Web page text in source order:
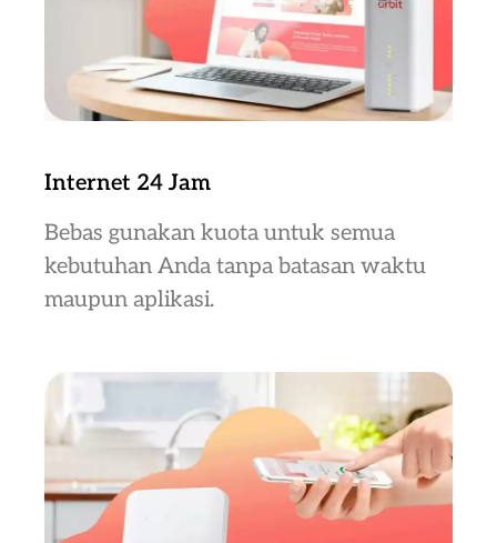
Internet 24 Jam
Bebas gunakan kuota untuk semua
kebutuhan Anda tanpa batasan waktu
maupun aplikasi.